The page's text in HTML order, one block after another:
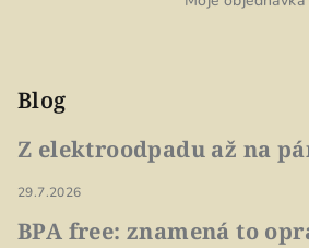
Blog
Z elektroodpadu až na
29.7.2026
BPA free: znamená to